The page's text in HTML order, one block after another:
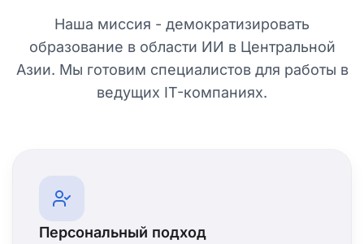
Наша миссия - демократизировать
образование в области ИИ в Центральной
Азии. Мы готовим специалистов для работы в
ведущих IT-компаниях.
Персональный подход